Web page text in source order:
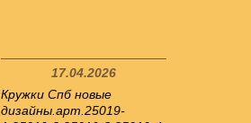
17.04.2026
Кружки Спб новые
дизайны.арт.25019-